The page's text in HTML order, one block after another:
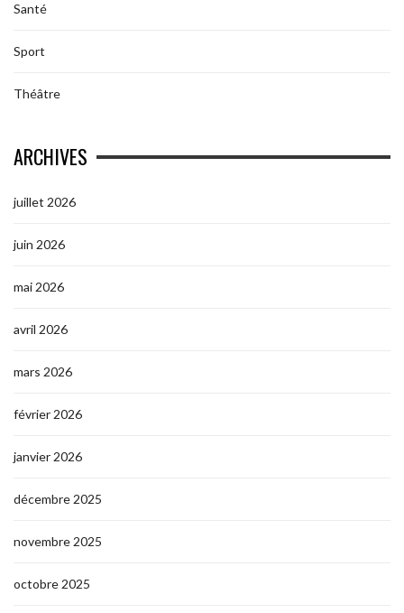
Santé
Sport
Théâtre
ARCHIVES
juillet 2026
juin 2026
mai 2026
avril 2026
mars 2026
février 2026
janvier 2026
décembre 2025
novembre 2025
octobre 2025